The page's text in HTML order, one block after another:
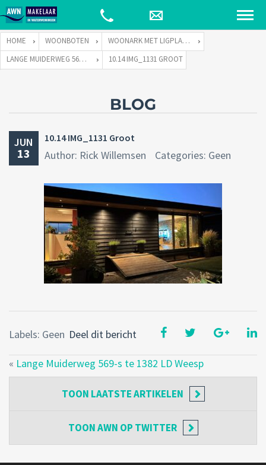
HOME WOONBOTEN
WOONARK MET LIGPLAATS
LANGE MUIDERWEG 569-S TE 1382 LD WEESP
10.14 IMG_1131 GROOT
BLOG
JUN
13
10.14 IMG_1131 Groot
Author: Rick Willemsen Categories: Geen
Deel dit bericht
Labels: Geen
« Lange Muiderweg 569-s te 1382 LD Weesp
TOON LAATSTE ARTIKELEN
TOONAWN OP TWITTER